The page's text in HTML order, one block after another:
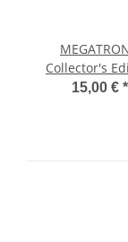
Collector's
15,00 € *